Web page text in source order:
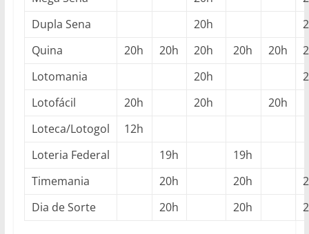
Dupla Sena
20h
Quina
20h 20h 20h 20h 20h
Lotomania
20h
Lotofácil
20h 20h
20h
Loteca/Lotogol
12h
Loteria Federal
19h
19h
Timemania
20h 20h
Dia de Sorte
20h 20h